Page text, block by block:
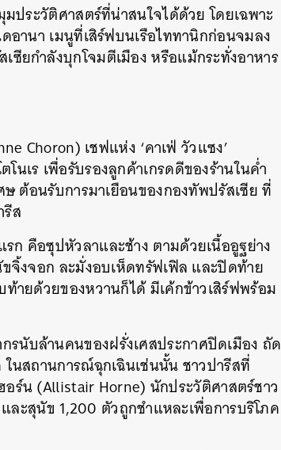
ประวัติศาสตร์ที่น่าสนใจได้ด้วย โดยเฉพาะ
อานา เมนูที่เสิร์ฟบนเรือไททานิกก่อนจมลง
ยกำลังบุกโจมตีเมือง หรือแม้กระทั่งอาหาร
Choron) เชฟแห่ง ‘คาเฟ่ วัวแซง’
เร เพื่อรับรองลูกค้าเกรดดีของร้านในค่ำ
ต้อนรับการมาเยือนของกองทัพปรัสเซีย ที่
ส
ก คือซุปหัวลาและช้าง ตามด้วยเนื้ออูฐย่าง
จิ้งจอก ละมั่งอบเห็ดทรัฟเฟิล และปิดท้าย
ายด้วยของหวานก็ได้ มีเค้กข้าวเสิร์ฟพร้อม
นับล้านคนของฝรั่งเศสประกาศปิดเมือง ถัด
นสถานการณ์ฉุกเฉินเช่นนั้น ชาวปารีสที่
ร์น (Allistair Horne) นักประวัติศาสตร์ชาว
ะสุนัข 1,200 ตัวถูกชำแหละเพื่อการบริโภค